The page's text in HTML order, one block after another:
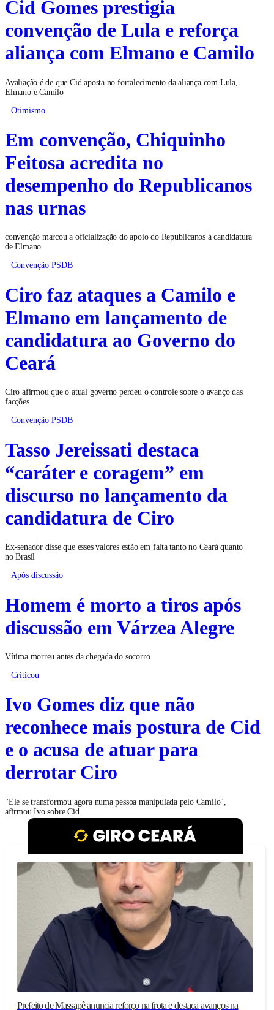
Cid Gomes prestigia
convenção de Lula e reforça
aliança com Elmano e Camilo
Avaliação é de que Cid aposta no fortalecimento da aliança com Lula,
Elmano e Camilo
Otimismo
Em convenção, Chiquinho
Feitosa acredita no
desempenho do Republicanos
nas urnas
convenção marcou a oficialização do apoio do Republicanos à candidatura
de Elmano
Convenção PSDB
Ciro faz ataques a Camilo e
Elmano em lançamento de
candidatura ao Governo do
Ceará
Ciro afirmou que o atual governo perdeu o controle sobre o avanço das
facções
Convenção PSDB
Tasso Jereissati destaca
“caráter e coragem” em
discurso no lançamento da
candidatura de Ciro
Ex-senador disse que esses valores estão em falta tanto no Ceará quanto
no Brasil
Após discussão
Homem é morto a tiros após
discussão em Várzea Alegre
Vítima morreu antes da chegada do socorro
Criticou
Ivo Gomes diz que não
reconhece mais postura de Cid
e o acusa de atuar para
derrotar Ciro
"Ele se transformou agora numa pessoa manipulada pelo Camilo",
afirmou Ivo sobre Cid
Prefeito de Massapê anuncia reforço na frota e destaca avanços na